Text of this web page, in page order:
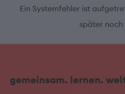
Ein Systemfehler ist
später noch
gemeinsam. lernen.